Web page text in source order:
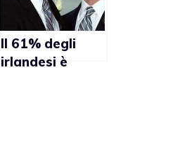
Il 61% degli
irlandesi è